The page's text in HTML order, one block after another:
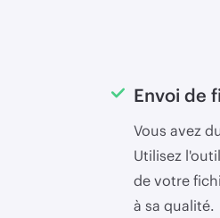
Envoi de
Vous avez
Utilisez
de votre
à sa qualité.